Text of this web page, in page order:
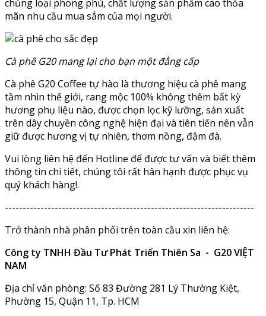
chủng loại phong phú, chất lượng sản phẩm cao thỏa
mãn nhu cầu mua sắm của mọi người.
Cà phê G20 mang lại cho bạn một đẳng cấp
Cà phê G20 Coffee tự hào là thương hiệu cà phê mang
tầm nhìn thế giới, rang mộc 100% không thêm bất kỳ
hương phụ liệu nào, được chọn lọc kỹ lưỡng, sản xuất
trên dây chuyền công nghệ hiện đại và tiên tiến nên vẫn
giữ được hương vị tự nhiên, thơm nồng, đậm đà.
Vui lòng liên hệ đến Hotline để được tư vấn và biết thêm
thông tin chi tiết, chúng tôi rất hân hạnh được phục vụ
quý khách hàng!.
----------------------------------------------------------------------
Trở thành nhà phân phối trên toàn cầu xin liên hệ:
Công ty TNHH Đầu Tư Phát Triển Thiên Sa - G20 VIỆT
NAM
Địa chỉ văn phòng: Số 83 Đường 281 Lý Thường Kiệt,
Phường 15, Quận 11, Tp. HCM